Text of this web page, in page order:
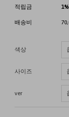
적립금 1%
배송비
색상
사이즈
ver